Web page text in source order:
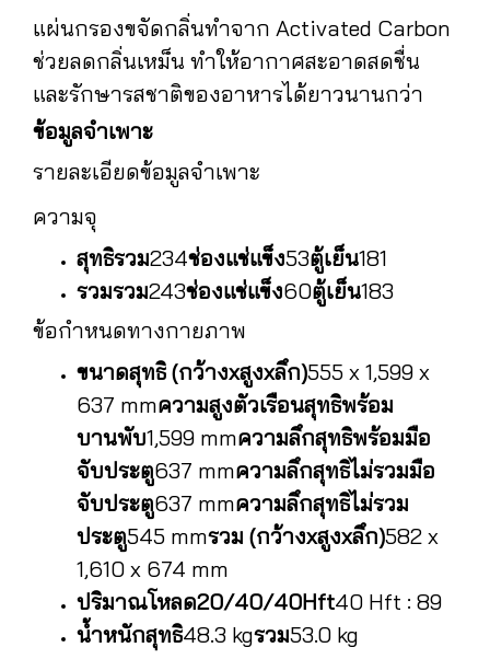
แผ่นกรองขจัดกลิ่นทำจาก Activated Carbon
ช่วยลดกลิ่นเหม็น ทำให้อากาศสะอาดสดชื่น
และรักษารสชาติของอาหารได้ยาวนานกว่า
ข้อมูลจำเพาะ
รายละเอียดข้อมูลจำเพาะ
ความจุ
สุทธิรวม234ช่องแช่แข็ง53ตู้เย็น181
รวมรวม243ช่องแช่แข็ง60ตู้เย็น183
ข้อกำหนดทางกายภาพ
ขนาดสุทธิ (กว้างxสูงxลึก)555 x 1,599 x
637 mmความสูงตัวเรือนสุทธิพร้อม
บานพับ1,599 mmความลึกสุทธิพร้อมมือ
จับประตู637 mmความลึกสุทธิไม่รวมมือ
จับประตู637 mmความลึกสุทธิไม่รวม
ประตู545 mmรวม (กว้างxสูงxลึก)582 x
1,610 x 674 mm
ปริมาณโหลด20/40/40Hft40 Hft : 89
น้ำหนักสุทธิ48.3 kgรวม53.0 kg